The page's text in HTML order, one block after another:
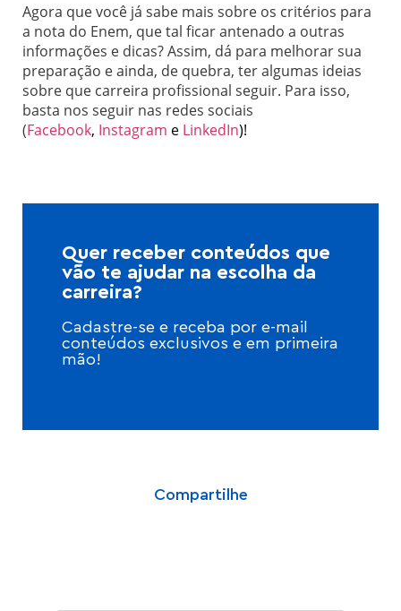
Agora que você já sabe mais sobre os critérios para
a nota do Enem, que tal ficar antenado a outras
informações e dicas? Assim, dá para melhorar sua
preparação e ainda, de quebra, ter algumas ideias
sobre que carreira profissional seguir. Para isso,
basta nos seguir nas redes sociais
(Facebook, Instagram e LinkedIn)!
Quer receber conteúdos que
vão te ajudar na escolha da
carreira?
Cadastre-se e receba por e-mail
conteúdos exclusivos e em primeira
mão!
Compartilhe